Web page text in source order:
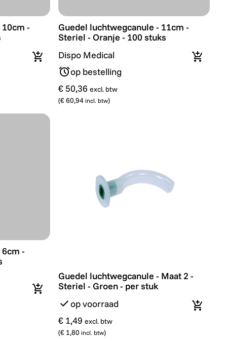
- Steriel - Rood - 100 stuks
-
In winkelmandje
Guedel luchtwegcanule - 11cm - Steriel -
Guedel luchtwegcanule - 11cm -
Steriel - Oranje - 100 stuks
Dispo Medical
op bestelling
€ 50,36 excl. btw
(€ 60,94 incl. btw)
In
- Steriel - Zwart - 100 stuks
-
In winkelmandje
Guedel luchtwegcanule - Maat 2 - Steriel
Guedel luchtwegcanule - Maat 2 -
Steriel - Groen - per stuk
op voorraad
€ 1,49 excl. btw
(€ 1,80 incl. btw)
In